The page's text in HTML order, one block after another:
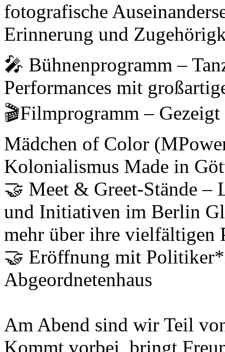
fotografische
Erinnerung und
🎤 Bühnenprogramm –
Performances mit
🎬Filmprogramm –
Mädchen of Color
Kolonialismus Made in
🤝 Meet & Greet-Stände –
und Initiativen im Berlin
mehr über ihre vielfältigen
🤝 Eröffnung mit
Abgeordnetenhaus
Am Abend sind wir Teil
Kommt vorbei, bringt